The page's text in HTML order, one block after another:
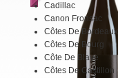
Cadillac
Canon Fronsac
Côtes De Bordeaux
Côtes De Bourg
Côte De Blaye
Côtes De Castillon